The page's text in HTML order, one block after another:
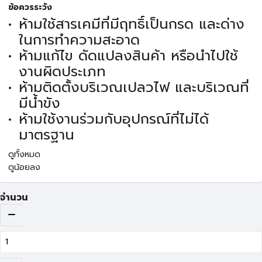
ข้อควรระวัง
ห้ามใช้สารเคมีที่มีฤทธิ์เป็นกรด และด่าง
ในการทำความสะอาด
ห้ามแก้ไข ดัดแปลงสินค้า หรือนำไปใช้
งานผิดประเภท
ห้ามติดตั้งบริเวณเปลวไฟ และบริเวณที่
มีน้ำขัง
ห้ามใช้งานร่วมกับอุปกรณ์ที่ไม่ได้
มาตรฐาน
ดูทั้งหมด
ดูน้อยลง
จำนวน